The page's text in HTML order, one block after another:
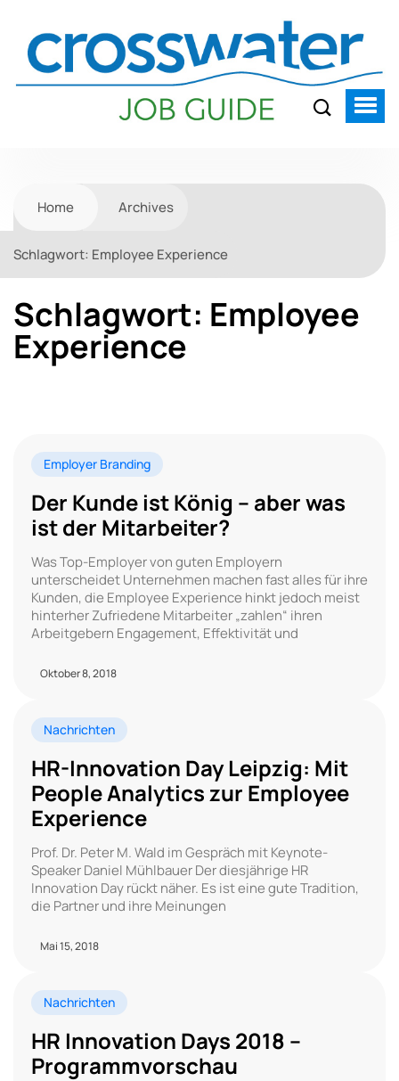
Home Archives
Schlagwort: Employee Experience
Schlagwort: Employee
Experience
Employer Branding
Der Kunde ist König – aber was
ist der Mitarbeiter?
Was Top-Employer von guten Employern
unterscheidet Unternehmen machen fast alles für ihre
Kunden, die Employee Experience hinkt jedoch meist
hinterher Zufriedene Mitarbeiter „zahlen“ ihren
Arbeitgebern Engagement, Effektivität und
Oktober 8, 2018
Nachrichten
HR-Innovation Day Leipzig: Mit
People Analytics zur Employee
Experience
Prof. Dr. Peter M. Wald im Gespräch mit Keynote-
Speaker Daniel Mühlbauer Der diesjährige HR
Innovation Day rückt näher. Es ist eine gute Tradition,
die Partner und ihre Meinungen
Mai 15, 2018
Nachrichten
HR Innovation Days 2018 –
Programmvorschau